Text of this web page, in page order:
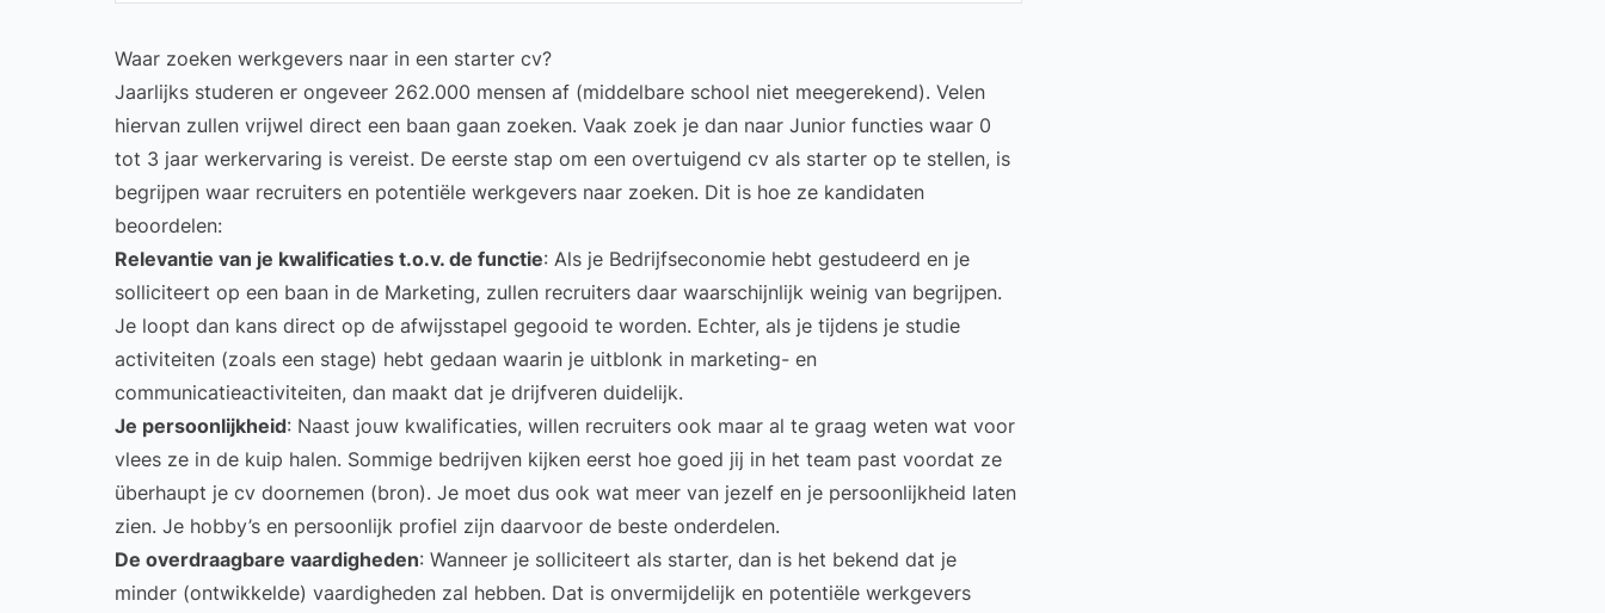
Waar zoeken werkgevers naar in een starter cv?
Jaarlijks studeren er ongeveer 262.000 mensen af (middelbare school niet meegerekend). Velen
hiervan zullen vrijwel direct een baan gaan zoeken. Vaak zoek je dan naar Junior functies waar 0
tot 3 jaar werkervaring is vereist. De eerste stap om een overtuigend cv als starter op te stellen, is
begrijpen waar recruiters en potentiële werkgevers naar zoeken. Dit is hoe ze kandidaten
beoordelen:
Relevantie van je kwalificaties t.o.v. de functie: Als je Bedrijfseconomie hebt gestudeerd en je
solliciteert op een baan in de Marketing, zullen recruiters daar waarschijnlijk weinig van begrijpen.
Je loopt dan kans direct op de afwijsstapel gegooid te worden. Echter, als je tijdens je studie
activiteiten (zoals een stage) hebt gedaan waarin je uitblonk in marketing- en
communicatieactiviteiten, dan maakt dat je drijfveren duidelijk.
Je persoonlijkheid: Naast jouw kwalificaties, willen recruiters ook maar al te graag weten wat voor
vlees ze in de kuip halen. Sommige bedrijven kijken eerst hoe goed jij in het team past voordat ze
überhaupt je cv doornemen (bron). Je moet dus ook wat meer van jezelf en je persoonlijkheid laten
zien. Je hobby’s en persoonlijk profiel zijn daarvoor de beste onderdelen.
De overdraagbare vaardigheden: Wanneer je solliciteert als starter, dan is het bekend dat je
minder (ontwikkelde) vaardigheden zal hebben. Dat is onvermijdelijk en potentiële werkgevers